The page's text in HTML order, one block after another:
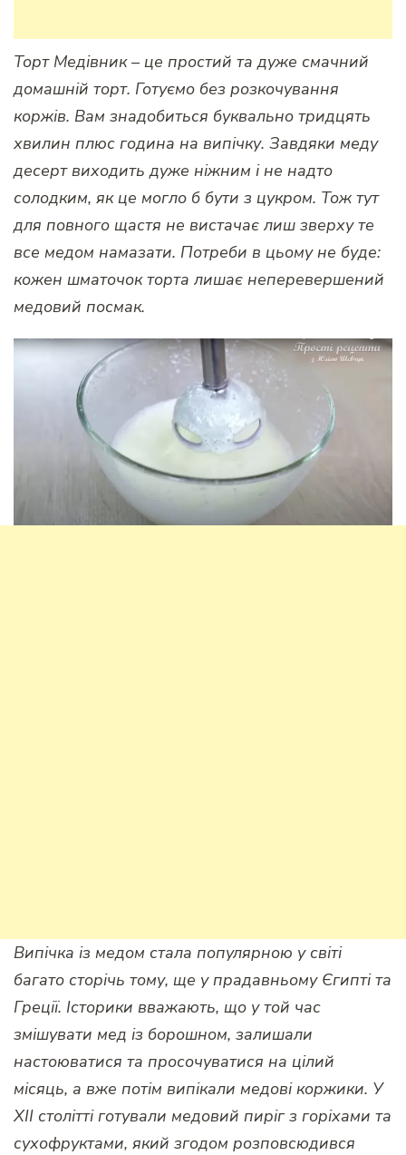
Торт Медівник – це простий та дуже смачний
домашній торт. Готуємо без розкочування
коржів. Вам знадобиться буквально тридцять
хвилин плюс година на випічку. Завдяки меду
десерт виходить дуже ніжним і не надто
солодким, як це могло б бути з цукром. Тож тут
для повного щастя не вистачає лиш зверху те
все медом намазати. Потреби в цьому не буде:
кожен шматочок торта лишає неперевершений
медовий посмак.
Випічка із медом стала популярною у світі
багато сторічь тому, ще у прадавньому Єгипті та
Греції. Історики вважають, що у той час
змішувати мед із борошном, залишали
настоюватися та просочуватися на цілий
місяць, а вже потім випікали медові коржики. У
XII столітті готували медовий пиріг з горіхами та
сухофруктами, який згодом розповсюдився